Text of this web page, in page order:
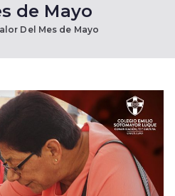
Emilio
Sotom
ayor
Luque
de Mayo
Del Mes de Mayo